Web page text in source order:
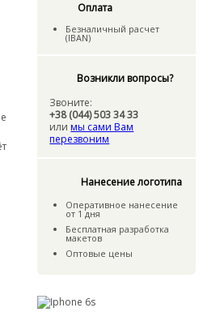
Оплата
Безналичный расчет
(IBAN)
Возникли вопросы?
Звоните:
+38 (044) 503 34 33
или мы сами Вам
перезвоним
Нанесение логотипа
Оперативное нанесение
от 1 дня
Бесплатная разработка
макетов
Оптовые цены